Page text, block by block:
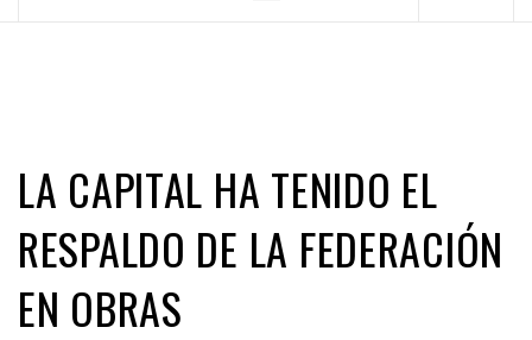
LA CAPITAL HA TENIDO EL
RESPALDO DE LA FEDERACIÓN
EN OBRAS